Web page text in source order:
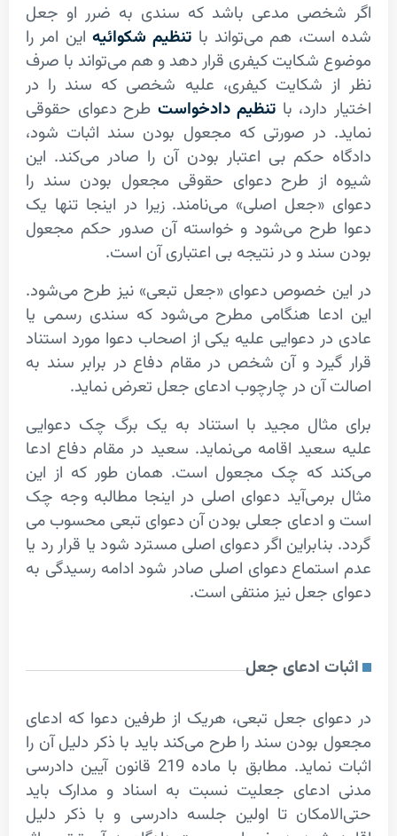
مدعی باشد که سندی به ضرر او جعل
هم می­‌تواند باتنظیم شکوائیهاین امر را
شکایت کیفری قرار دهد و هم می­‌تواند با صرف
شکایت کیفری، علیه شخصی که سند را در
دارد، باتنظیم دادخواست طرح دعوای حقوقی
در صورتی که مجعول بودن سند اثبات شود،
حکم بی ­اعتبار بودن آن را صادر می‌کند. این
طرح دعوای حقوقی مجعول بودن سند را
«جعل اصلی» می‌­نامند. زیرا در اینجا تنها یک
می‌شود و خواسته آن صدور حکم مجعول
و در نتیجه بی اعتباری آن است.
خصوص دعوای «جعل تبعی» نیز طرح می­‌شود.
هنگامی مطرح می­‌شود که سندی رسمی یا
دعوایی علیه یکی از اصحاب دعوا مورد استناد
و آن شخص در مقام دفاع در برابر سند به
آن در چارچوب ادعای جعل تعرض نماید.
مجید با استناد به یک برگ چک دعوایی
اقامه می‌­نماید. سعید در مقام دفاع ادعا
که چک مجعول است. همان طور که از این
دعوای اصلی در اینجا مطالبه وجه چک
جعلی بودن آن دعوای تبعی محسوب می­‌
اگر دعوای اصلی مسترد شود یا قرار رد یا
دعوای اصلی صادر شود ادامه رسیدگی به
جعل نیز منتفی است.
ادعای جعل
جعل تبعی، هریک از طرفین دعوا که ادعای
سند را طرح می‌­کند باید با ذکر دلیل آن را
اثبات نماید. مطابق با ماده 219 قانون آیین دادرسی
جعلیت نسبت به اسناد و مدارک باید
تا اولین جلسه دادرسی و با ذکر دلیل